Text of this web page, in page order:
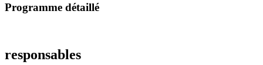
Programme détaillé
responsables